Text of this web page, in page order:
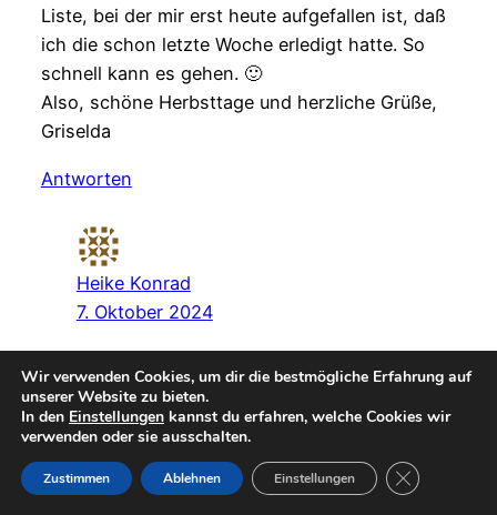
Liste, bei der mir erst heute aufgefallen ist, daß
ich die schon letzte Woche erledigt hatte. So
schnell kann es gehen. 🙂
Also, schöne Herbsttage und herzliche Grüße,
Griselda
Antworten
Heike Konrad
7. Oktober 2024
ich danke dir sehr für deine lieben und
aufmunternden Worte.
Wie schön, dass du schon einen Haken
machen konntest, ich werde gleich mal bei
Wir verwenden Cookies, um dir die bestmögliche Erfahrung auf
unserer Website zu bieten.
In den Einstellungen kannst du erfahren, welche Cookies wir
verwenden oder sie ausschalten.
Zustimmen Ablehnen Einstellungen GDPR